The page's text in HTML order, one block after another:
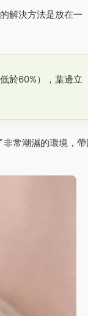
解決方法是放在一
於60%），葉邊立
常潮濕的環境，